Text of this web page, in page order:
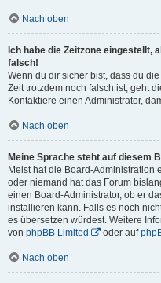
Nach oben
Ich habe die Zeitzone eingestellt,
falsch!
Wenn du dir sicher bist, dass du
Zeit trotzdem noch falsch ist, geht
Kontaktiere einen Administrator,
Nach oben
Meine Sprache steht auf diesem
Meist hat die Board-Administration
oder niemand hat das Forum
einen Board-Administrator, ob er
installieren kann. Falls es noch
es übersetzen würdest. Weitere
von phpBB Limited oder auf
Nach oben